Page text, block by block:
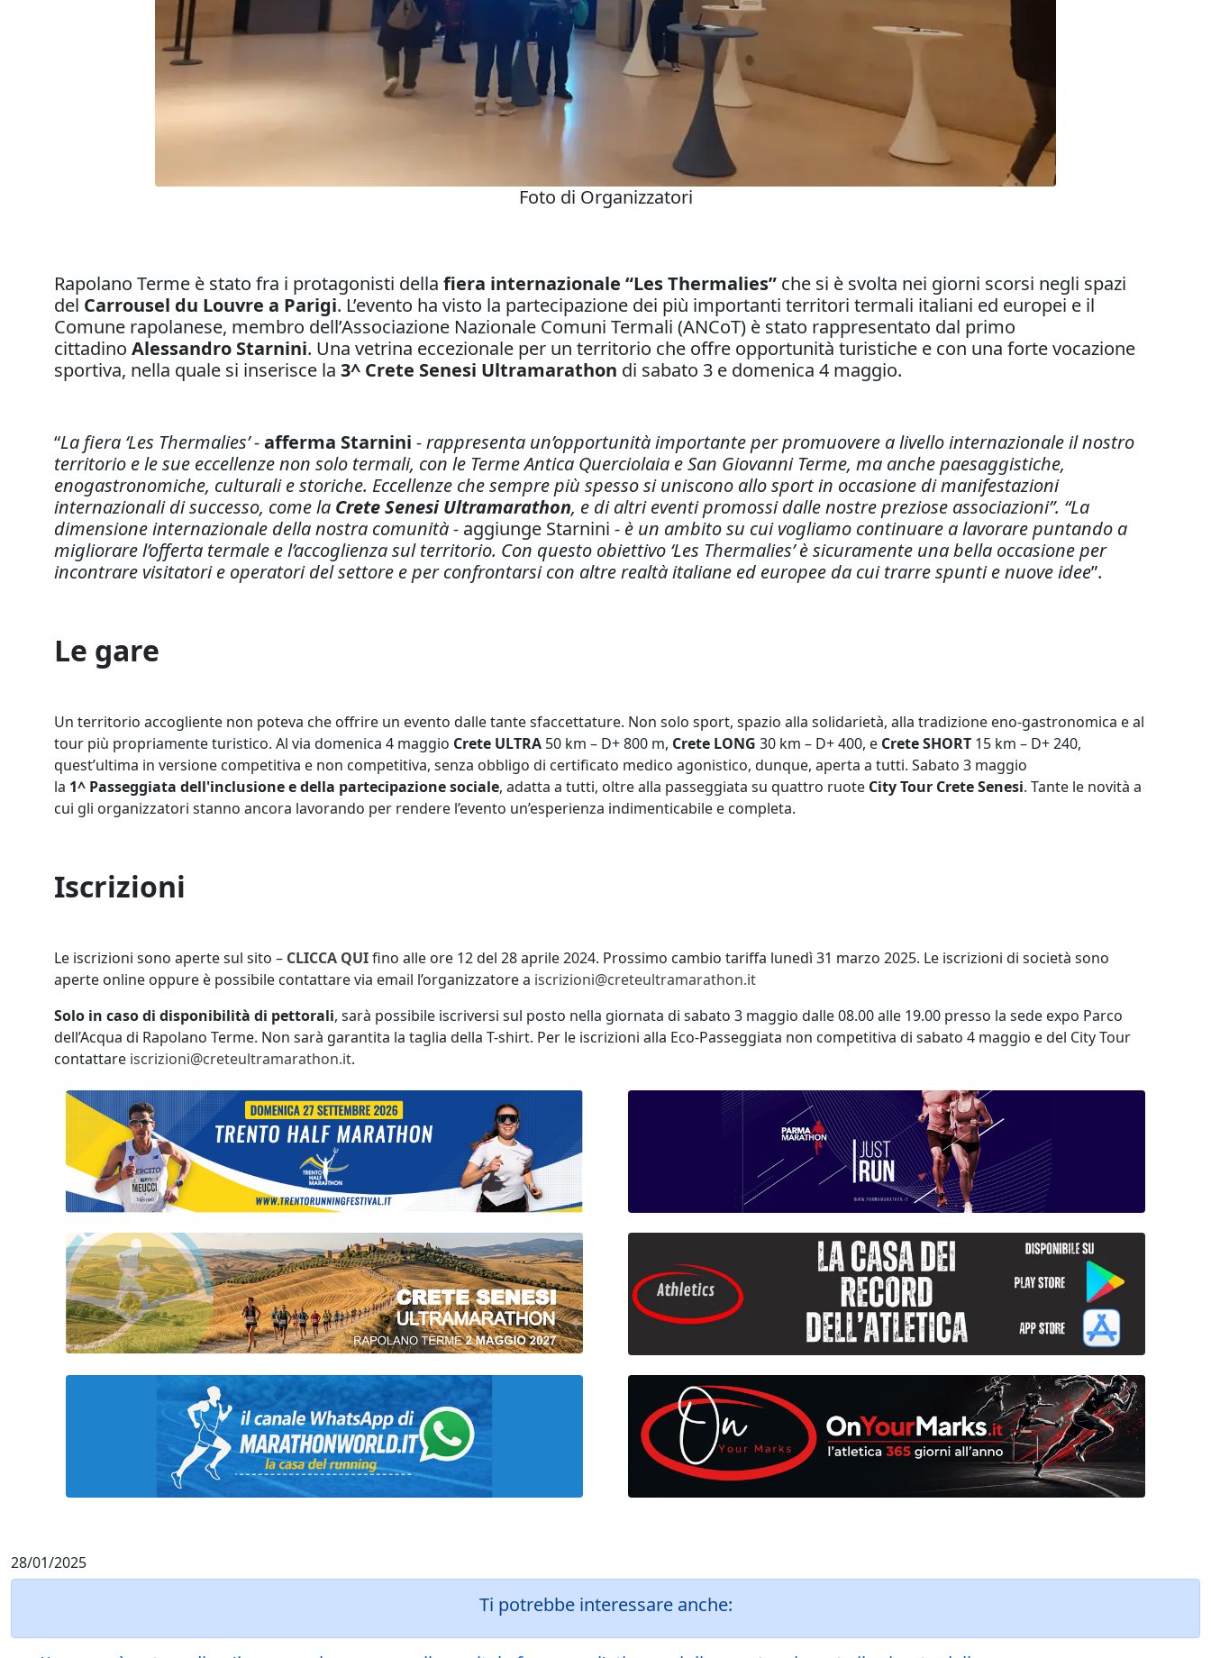
Foto di Organizzatori
Rapolano Terme è stato fra i protagonisti della fiera internazionale “Les Thermalies” che si è svolta nei giorni scorsi negli spazi
del Carrousel du Louvre a Parigi. L’evento ha visto la partecipazione dei più importanti territori termali italiani ed europei e il
Comune rapolanese, membro dell’Associazione Nazionale Comuni Termali (ANCoT) è stato rappresentato dal primo
cittadino Alessandro Starnini. Una vetrina eccezionale per un territorio che offre opportunità turistiche e con una forte vocazione
sportiva, nella quale si inserisce la 3^ Crete Senesi Ultramarathon di sabato 3 e domenica 4 maggio.
“La fiera ‘Les Thermalies’ -afferma Starnini - rappresenta un’opportunità importante per promuovere a livello internazionale il nostro
territorio e le sue eccellenze non solo termali, con le Terme Antica Querciolaia e San Giovanni Terme, ma anche paesaggistiche,
enogastronomiche, culturali e storiche. Eccellenze che sempre più spesso si uniscono allo sport in occasione di manifestazioni
internazionali di successo, come la Crete Senesi Ultramarathon, e di altri eventi promossi dalle nostre preziose associazioni”. “La
dimensione internazionale della nostra comunità - aggiunge Starnini - è un ambito su cui vogliamo continuare a lavorare puntando a
migliorare l’offerta termale e l’accoglienza sul territorio. Con questo obiettivo ‘Les Thermalies’ è sicuramente una bella occasione per
incontrare visitatori e operatori del settore e per confrontarsi con altre realtà italiane ed europee da cui trarre spunti e nuove idee”.
Le gare
Un territorio accogliente non poteva che offrire un evento dalle tante sfaccettature. Non solo sport, spazio alla solidarietà, alla tradizione eno-gastronomica e al
tour più propriamente turistico. Al via domenica 4 maggio Crete ULTRA 50 km – D+ 800 m, Crete LONG 30 km – D+ 400, e Crete SHORT 15 km – D+ 240,
quest’ultima in versione competitiva e non competitiva, senza obbligo di certificato medico agonistico, dunque, aperta a tutti. Sabato 3 maggio
la 1^ Passeggiata dell'inclusione e della partecipazione sociale, adatta a tutti, oltre alla passeggiata su quattro ruote City Tour CreteSenesi. Tante le novità a
cui gli organizzatori stanno ancora lavorando per rendere l’evento un’esperienza indimenticabile e completa.
Iscrizioni
Le iscrizioni sono aperte sul sito – CLICCA QUIfino alle ore 12 del 28 aprile 2024. Prossimo cambio tariffa lunedì 31 marzo 2025. Le iscrizioni di società sono
aperte online oppure è possibile contattare via email l’organizzatore a iscrizioni@creteultramarathon.it
Solo in caso di disponibilità di pettorali, sarà possibile iscriversi sul posto nella giornata di sabato 3 maggio dalle 08.00 alle 19.00 presso la sede expo Parco
dell’Acqua di Rapolano Terme. Non sarà garantita la taglia della T-shirt. Per le iscrizioni alla Eco-Passeggiata non competitiva di sabato 4 maggio e del City Tour
contattare iscrizioni@creteultramarathon.it.
28/01/2025
Ti potrebbe interessare anche: